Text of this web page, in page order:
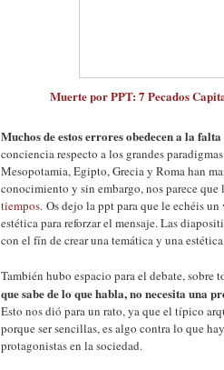
Muerte por PPT: 7 Pecados
Muchos de estos errores obedecen a la
conciencia respecto a los grandes
Mesopotamia, Egipto, Grecia y Roma han
conocimiento y sin embargo, nos parece
tiempos. Os dejo la ppt para que le echéis
estética para reforzar el mensaje. Las
con el fín de crear una temática y una
También hubo espacio para el debate, sobre
que sabe de lo que habla, no necesita una
Esto nos dió para un rato, ya que el típico
porque ser sencillas, es algo contra lo que
protagonistas en la sociedad.